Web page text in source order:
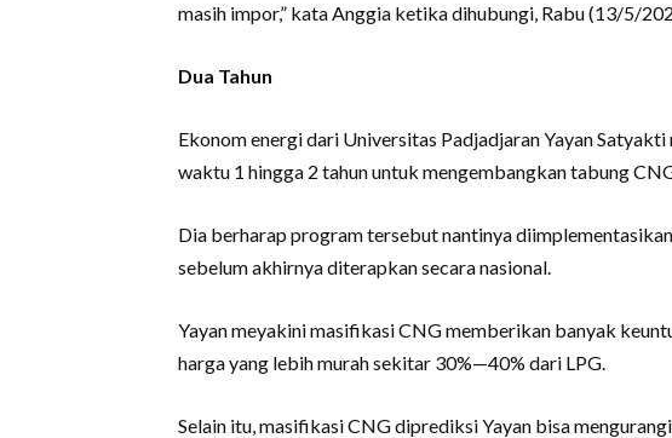
masih impor,” kata Anggia ketika dihubungi, Rabu (13/5/
Dua Tahun
Ekonom energi dari Universitas Padjadjaran Yayan
waktu 1 hingga 2 tahun untuk mengembangkan tabung
Dia berharap program tersebut nantinya
sebelum akhirnya diterapkan secara nasional.
Yayan meyakini masifikasi CNG memberikan banyak
harga yang lebih murah sekitar 30%—40% dari LPG.
Selain itu, masifikasi CNG diprediksi Yayan bisa